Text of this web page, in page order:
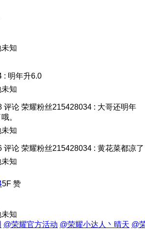
未知
: 明年升6.0
未知
评论 荣耀粉丝215428034 : 大哥还明年
。
未知
评论 荣耀粉丝215428034 : 黄花菜都凉了
未知
5F 赞
未知
@荣耀官方活动 @荣耀小达人丶晴天 @